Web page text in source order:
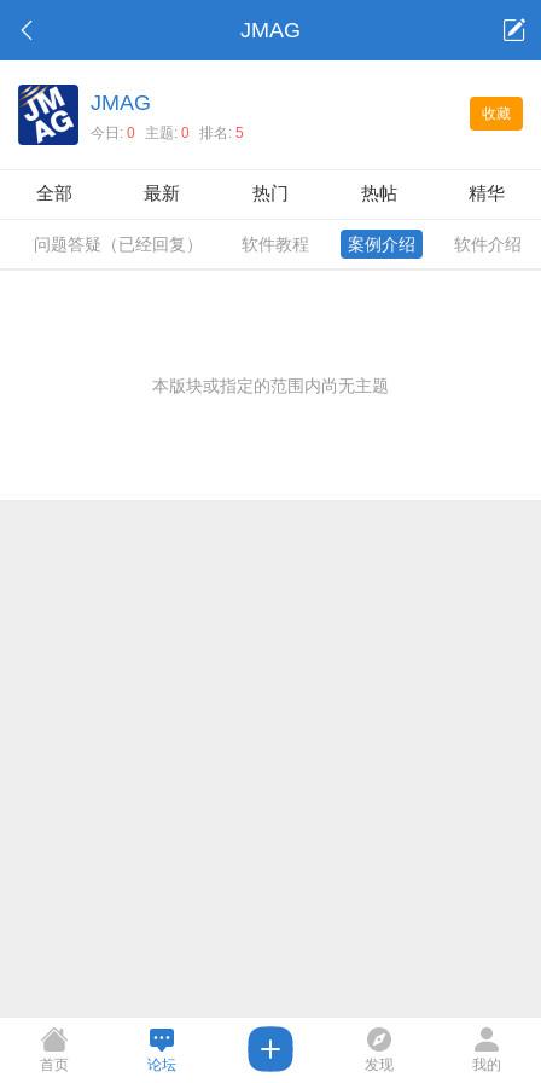
JMAG
收藏
JMAG
今日: 0 主题: 0 排名: 5
全部 最新 热门 热帖 精华
问题答疑（已经回复） 软件教程 案例介绍 软件介绍
本版块或指定的范围内尚无主题
首页 论坛 发现 我的